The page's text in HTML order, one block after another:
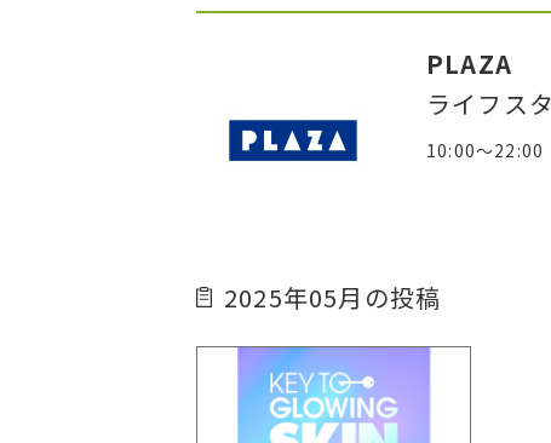
PLAZA
ライフス
10:00～22:00
2025年05月の投稿